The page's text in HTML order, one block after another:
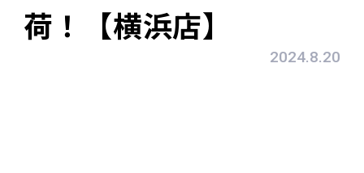
荷！【横浜店】
2024.8.20